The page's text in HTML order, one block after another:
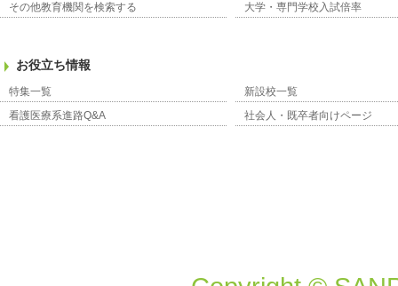
その他教育機関を検索する
大学・専門学校入試倍率
お役立ち情報
特集一覧
新設校一覧
看護医療系進路Q&A
社会人・既卒者向けページ